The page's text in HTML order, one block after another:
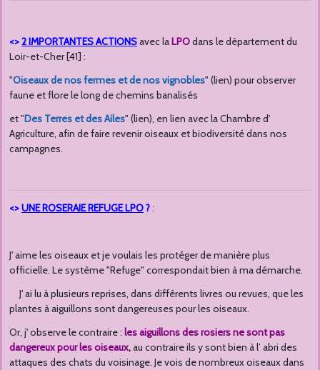
<>2 IMPORTANTES ACTIONSavec laLPOdans le département du
Loir-et-Cher [41] :
"Oiseaux de nos fermes et de nos vignobles" (lien) pour observer
faune et flore le long de chemins banalisés
et "Des Terres et des Ailes" (lien), en lien avec la Chambre d'
Agriculture, afin de faire revenir oiseaux et biodiversité dans nos
campagnes.
<>UNE ROSERAIE REFUGE LPO?:
J' aime les oiseaux et je voulais les protéger de manière plus
officielle. Le système "Refuge" correspondait bien à ma démarche.
J' ai lu à plusieurs reprises, dans différents livres ou revues, que les
plantes à aiguillons sont dangereuses pour les oiseaux.
Or, j' observe le contraire : les aiguillons des rosiers ne sont pas
dangereux pour les oiseaux,au contraire ils y sont bien à l’ abri des
attaques des chats du voisinage. Je vois de nombreux oiseaux dans